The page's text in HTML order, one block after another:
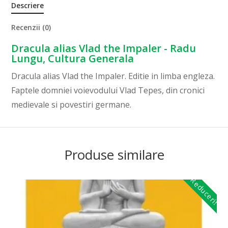
Descriere
Recenzii (0)
Dracula alias Vlad the Impaler - Radu
Lungu, Cultura Generala
Dracula alias Vlad the Impaler. Editie in limba engleza.
Faptele domniei voievodului Vlad Tepes, din cronici
medievale si povestiri germane.
Produse similare
Reduceri!